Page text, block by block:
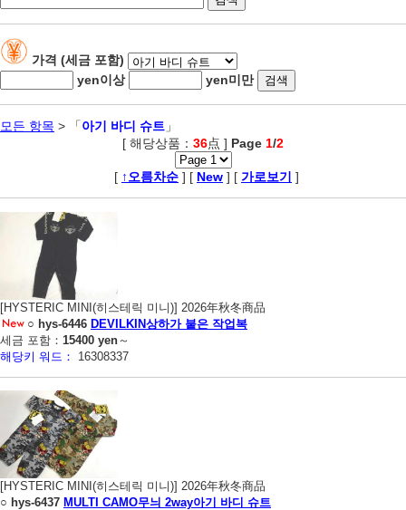
가격 (세금 포함)
yen이상
yen미만
모든 항목 > 「아기 바디 슈트 」
[ 해당상품： 36点 ] Page 1/2
[ ↑오름차순 ] [ New ] [ 가로보기 ]
[HYSTERIC MINI(히스테릭 미니)] 2026年秋冬商品
○ hys-6446 DEVILKIN상하가 붙은 작업복
세금 포함： 15400 yen～
해당키 워드：
16308337
[HYSTERIC MINI(히스테릭 미니)] 2026年秋冬商品
○ hys-6437 MULTI CAMO무늬 2way아기 바디 슈트